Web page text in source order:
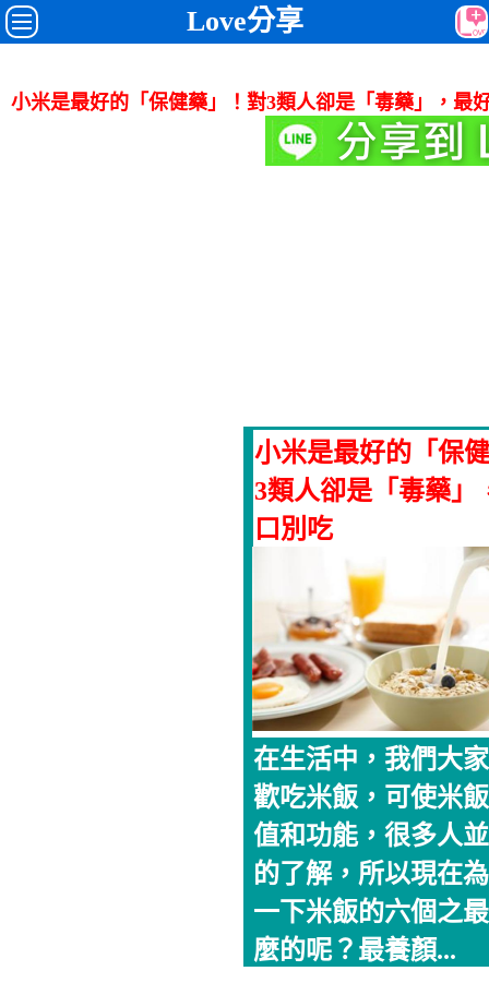
Love分享
小米是最好的「保健藥」！對3類人卻是「毒藥」，最
小米是最好的「保
3類人卻是「毒藥」
口別吃
在生活中，我們大
歡吃米飯，可使米
值和功能，很多人
的了解，所以現在
一下米飯的六個之
麼的呢？最養顏...